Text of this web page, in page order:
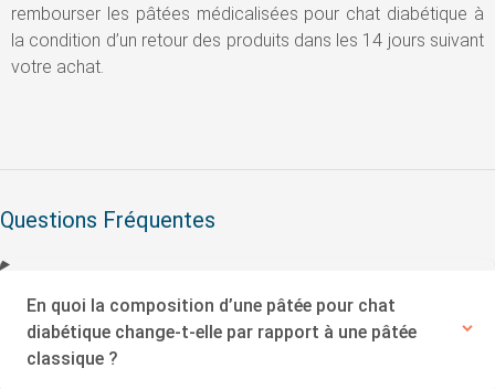
rembourser les pâtées médicalisées pour chat diabétique à
la condition d’un retour des produits dans les 14 jours suivant
votre achat.
Questions Fréquentes
En quoi la composition d’une pâtée pour chat
diabétique change-t-elle par rapport à une pâtée
classique ?